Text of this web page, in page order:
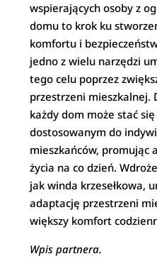
wspierających osoby z
domu to krok ku
komfortu i
jedno z wielu narzędzi
tego celu poprzez
przestrzeni
każdy dom może stać
dostosowanym do
mieszkańców, promując
życia na co dzień.
jak winda krzesełkowa,
adaptację przestrzeni
większy komfort
Wpis partnera.